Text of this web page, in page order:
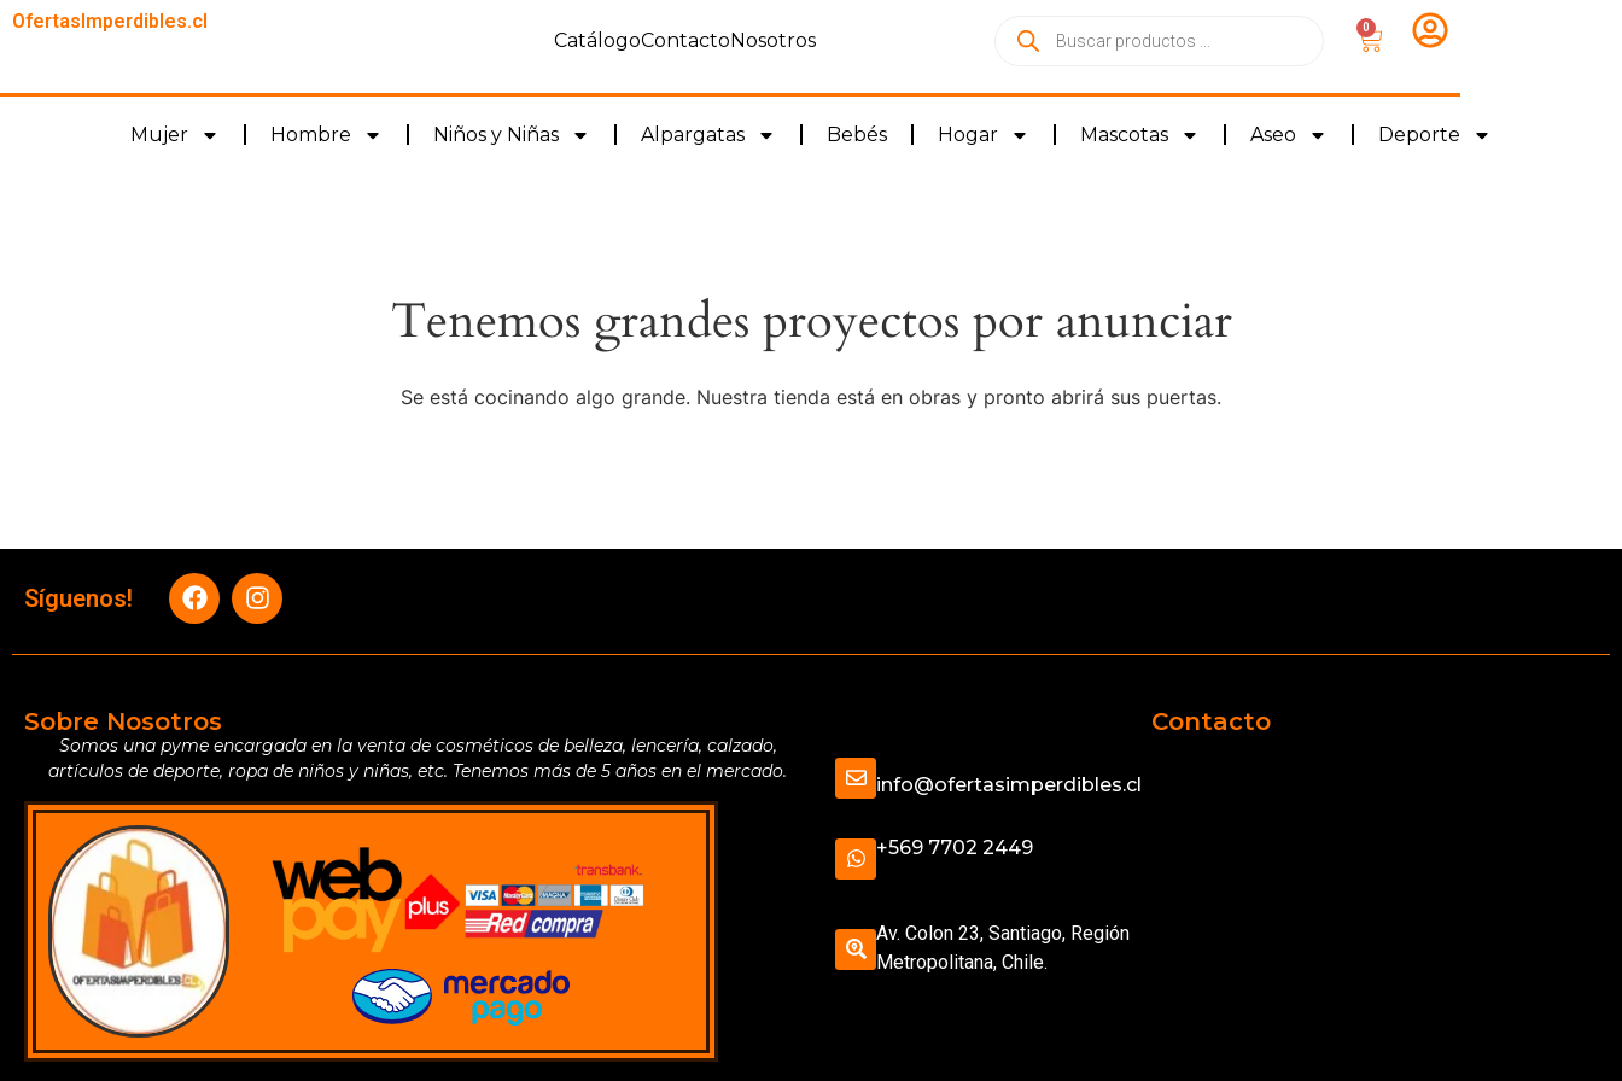
OfertasImperdibles.cl
CatálogoContactoNosotros
0
Mujer Hombre Niños y Niñas Alpargatas Bebés Hogar Mascotas Aseo Deporte
Tenemos grandes proyectos por anunciar
Se está cocinando algo grande. Nuestra tienda está en obras y pronto abrirá sus puertas.
Síguenos!
Sobre Nosotros
Somos una pyme encargada en la venta de cosméticos de belleza, lencería, calzado,
artículos de deporte, ropa de niños y niñas, etc. Tenemos más de 5 años en el mercado.
Contacto
info@ofertasimperdibles.cl
+569 7702 2449
Av. Colon 23, Santiago, Región
Metropolitana, Chile.